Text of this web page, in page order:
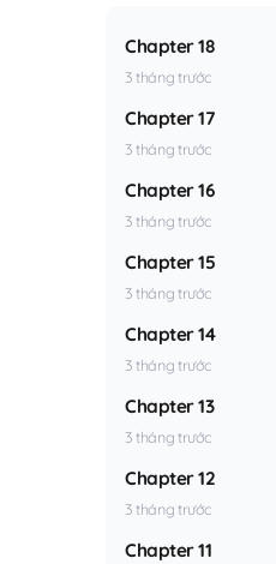
Chapter 18
3 tháng trước
Chapter 17
3 tháng trước
Chapter 16
3 tháng trước
Chapter 15
3 tháng trước
Chapter 14
3 tháng trước
Chapter 13
3 tháng trước
Chapter 12
3 tháng trước
Chapter 11